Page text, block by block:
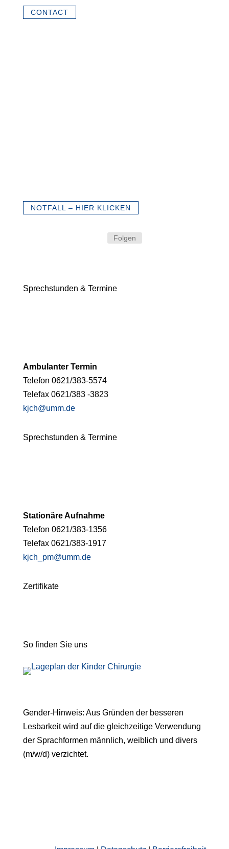
CONTACT
NOTFALL – HIER KLICKEN
Folgen
Sprechstunden & Termine
Ambulanter Termin
Telefon 0621/383-5574
Telefax 0621/383 -3823
kjch@umm.de
Sprechstunden & Termine
Stationäre Aufnahme
Telefon 0621/383-1356
Telefax 0621/383-1917
kjch_pm@umm.de
Zertifikate
So finden Sie uns
Gender-Hinweis: Aus Gründen der besseren
Lesbarkeit wird auf die gleichzeitige Verwendung
der Sprachformen männlich, weiblich und divers
(m/w/d) verzichtet.